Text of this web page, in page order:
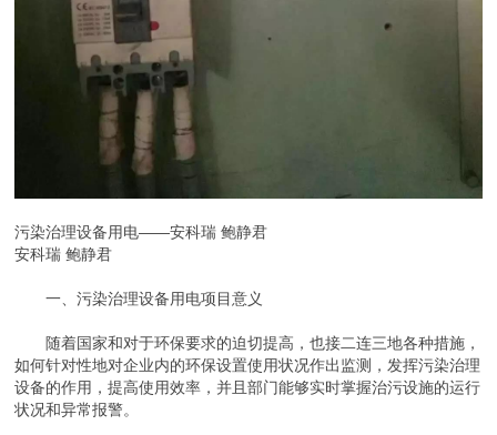
污染治理设备用电——安科瑞 鲍静君
安科瑞 鲍静君
一、污染治理设备用电项目意义
随着国家和对于环保要求的迫切提高，也接二连三地各种措施，
如何针对性地对企业内的环保设置使用状况作出监测，发挥污染治理
设备的作用，提高使用效率，并且部门能够实时掌握治污设施的运行
状况和异常报警。